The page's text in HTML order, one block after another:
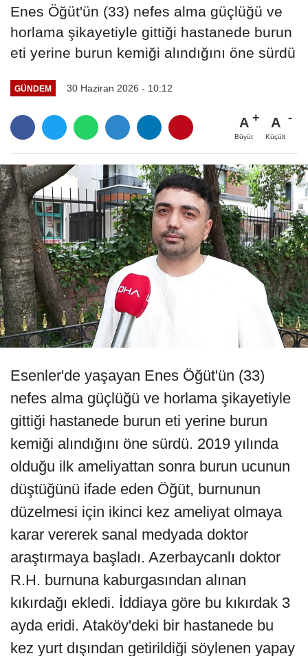
Enes Öğüt'ün (33) nefes alma güçlüğü ve
horlama şikayetiyle gittiği hastanede burun
eti yerine burun kemiği alındığını öne sürdü
GÜNDEM 30 Haziran 2026 - 10:12
A
Büyüt
A
Küçült
Esenler'de yaşayan Enes Öğüt'ün (33)
nefes alma güçlüğü ve horlama şikayetiyle
gittiği hastanede burun eti yerine burun
kemiği alındığını öne sürdü. 2019 yılında
olduğu ilk ameliyattan sonra burun ucunun
düştüğünü ifade eden Öğüt, burnunun
düzelmesi için ikinci kez ameliyat olmaya
karar vererek sanal medyada doktor
araştırmaya başladı. Azerbaycanlı doktor
R.H. burnuna kaburgasından alınan
kıkırdağı ekledi. İddiaya göre bu kıkırdak 3
ayda eridi. Ataköy'deki bir hastanede bu
kez yurt dışından getirildiği söylenen yapay